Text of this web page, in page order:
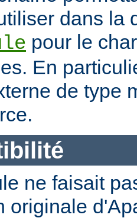
dans la
pour le
En
de type
ne faisait
originale